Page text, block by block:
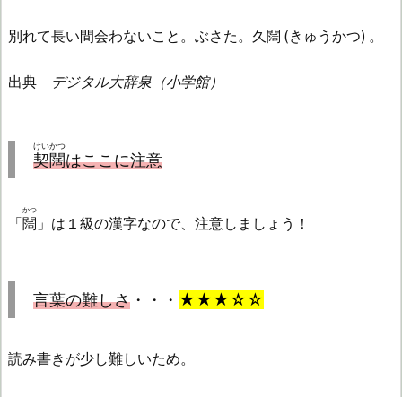
別れて長い間会わないこと。ぶさた。久闊 (きゅうかつ) 。
出典 デジタル大辞泉（小学館）
契闊
けいかつ
はここに注意
「闊
かつ
」は１級の漢字なので、注意しましょう！
言葉の難しさ ・・・ ★★★☆☆
読み書きが少し難しいため。